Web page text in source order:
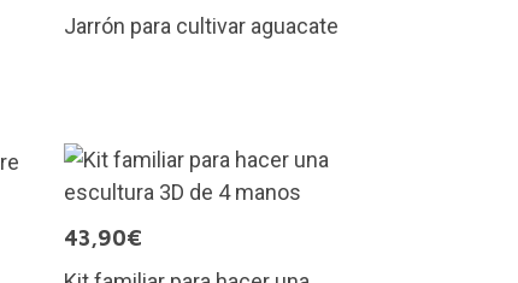
Jarrón para cultivar aguacate
43,90€